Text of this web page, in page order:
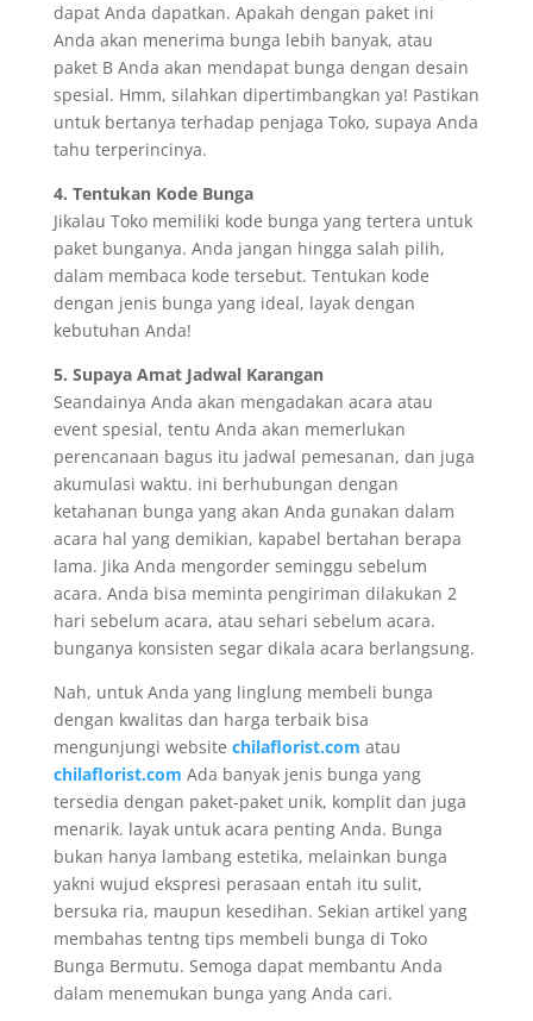
dapat Anda dapatkan. Apakah dengan paket ini
Anda akan menerima bunga lebih banyak, atau
paket B Anda akan mendapat bunga dengan desain
spesial. Hmm, silahkan dipertimbangkan ya! Pastikan
untuk bertanya terhadap penjaga Toko, supaya Anda
tahu terperincinya.
4. Tentukan Kode Bunga
Jikalau Toko memiliki kode bunga yang tertera untuk
paket bunganya. Anda jangan hingga salah pilih,
dalam membaca kode tersebut. Tentukan kode
dengan jenis bunga yang ideal, layak dengan
kebutuhan Anda!
5. Supaya Amat Jadwal Karangan
Seandainya Anda akan mengadakan acara atau
event spesial, tentu Anda akan memerlukan
perencanaan bagus itu jadwal pemesanan, dan juga
akumulasi waktu. ini berhubungan dengan
ketahanan bunga yang akan Anda gunakan dalam
acara hal yang demikian, kapabel bertahan berapa
lama. Jika Anda mengorder seminggu sebelum
acara. Anda bisa meminta pengiriman dilakukan 2
hari sebelum acara, atau sehari sebelum acara.
bunganya konsisten segar dikala acara berlangsung.
Nah, untuk Anda yang linglung membeli bunga
dengan kwalitas dan harga terbaik bisa
mengunjungi website chilaflorist.com atau
chilaflorist.com Ada banyak jenis bunga yang
tersedia dengan paket-paket unik, komplit dan juga
menarik. layak untuk acara penting Anda. Bunga
bukan hanya lambang estetika, melainkan bunga
yakni wujud ekspresi perasaan entah itu sulit,
bersuka ria, maupun kesedihan. Sekian artikel yang
membahas tentng tips membeli bunga di Toko
Bunga Bermutu. Semoga dapat membantu Anda
dalam menemukan bunga yang Anda cari.